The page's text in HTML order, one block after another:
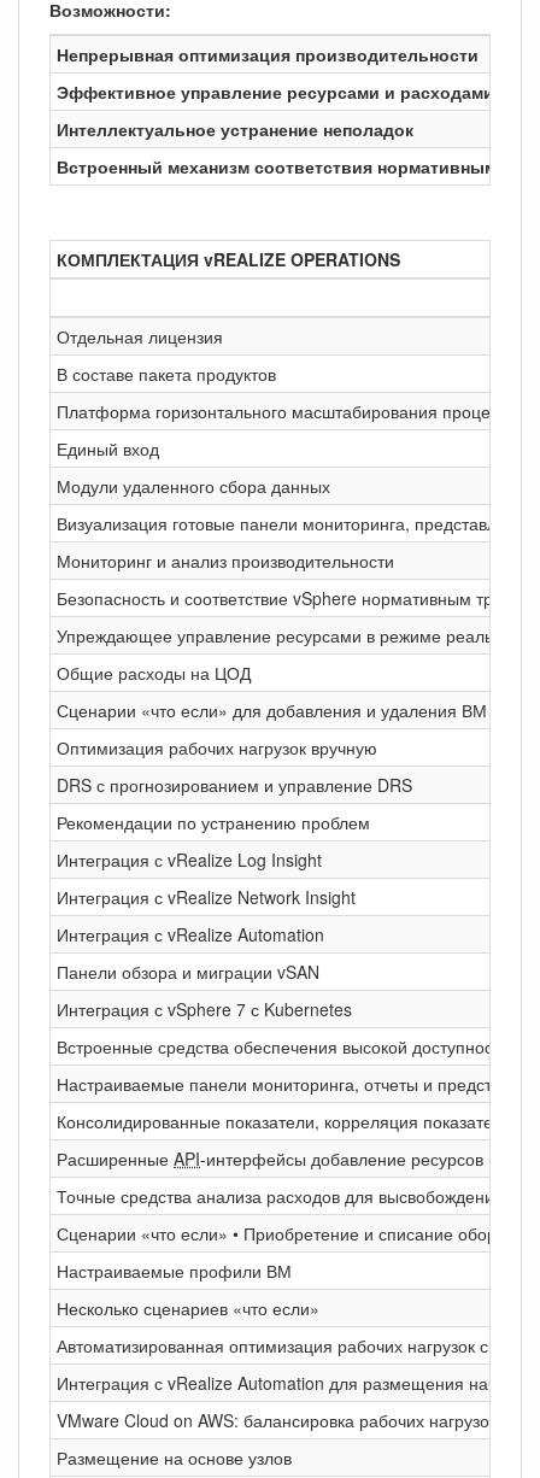
Возможности:
Непрерывная оптимизация производительности
Эффективное управление ресурсами и расходами
Интеллектуальное устранение неполадок
Встроенный механизм соответствия нормативным
КОМПЛЕКТАЦИЯ vREALIZE OPERATIONS
Отдельная лицензия
В составе пакета продуктов
Платформа горизонтального масштабирования процессов
Единый вход
Модули удаленного сбора данных
Визуализация готовые панели мониторинга,
Мониторинг и анализ производительности
Безопасность и соответствие vSphere нормативным
Упреждающее управление ресурсами в режиме
Общие расходы на ЦОД
Сценарии «что если» для добавления и удаления ВМ
Оптимизация рабочих нагрузок вручную
DRS с прогнозированием и управление DRS
Рекомендации по устранению проблем
Интеграция с vRealize Log Insight
Интеграция с vRealize Network Insight
Интеграция с vRealize Automation
Панели обзора и миграции vSAN
Интеграция с vSphere 7 с Kubernetes
Встроенные средства обеспечения высокой доступности
Настраиваемые панели мониторинга, отчеты и
Консолидированные показатели, корреляция показателей,
Расширенные API-интерфейсы добавление ресурсов и
Точные средства анализа расходов для высвобождения
Сценарии «что если» • Приобретение и списание
Настраиваемые профили ВМ
Несколько сценариев «что если»
Автоматизированная оптимизация рабочих нагрузок с
Интеграция с vRealize Automation для размещения
VMware Cloud on AWS: балансировка рабочих нагрузок,
Размещение на основе узлов